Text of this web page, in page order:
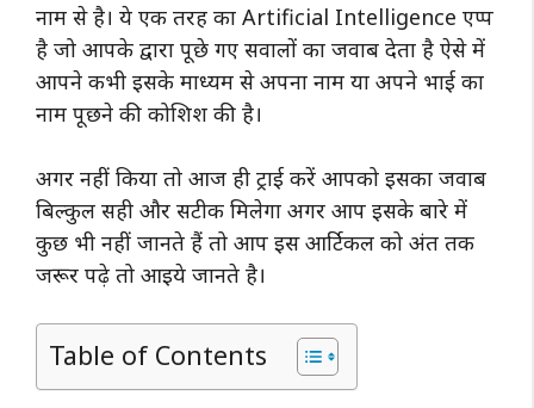
नाम से है। ये एक तरह का Artificial Intelligence एप्प
है जो आपके द्वारा पूछे गए सवालों का जवाब देता है ऐसे में
आपने कभी इसके माध्यम से अपना नाम या अपने भाई का
नाम पूछने की कोशिश की है।
अगर नहीं किया तो आज ही ट्राई करें आपको इसका जवाब
बिल्कुल सही और सटीक मिलेगा अगर आप इसके बारे में
कुछ भी नहीं जानते हैं तो आप इस आर्टिकल को अंत तक
जरूर पढ़े तो आइये जानते है।
Table of Contents